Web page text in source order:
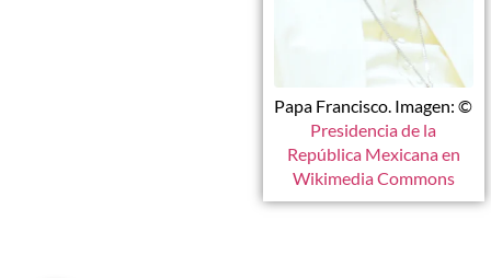
Papa Francisco. Imagen: ©
Presidencia de la
República Mexicana en
Wikimedia Commons